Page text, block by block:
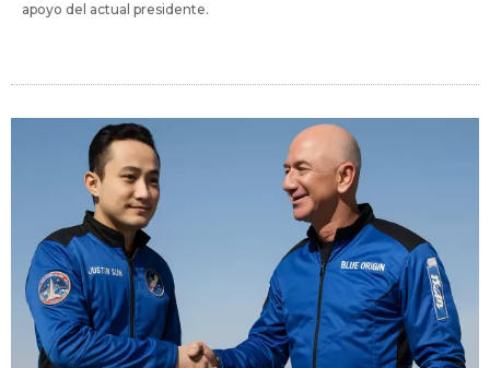
apoyo del actual presidente.